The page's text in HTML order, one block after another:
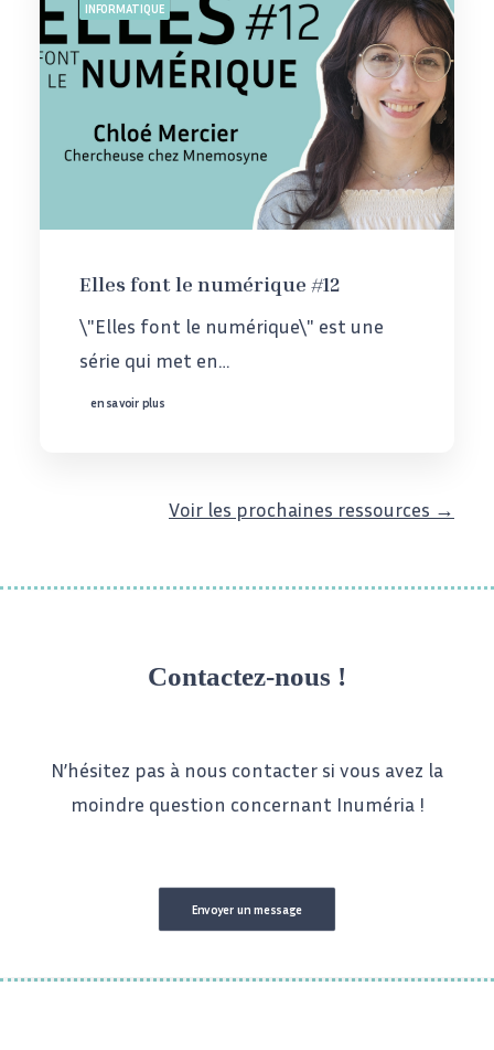
INFORMATIQUE
Elles font le numérique #12
\"Elles font le numérique\" est une
série qui met en…
en savoir plus
Voir les prochaines ressources →
Contactez-nous !
N’hésitez pas à nous contacter si vous avez la
moindre question concernant Inuméria !
Envoyer un message